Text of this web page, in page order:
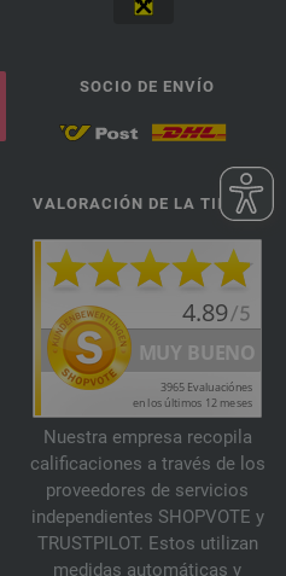
SOCIO DE ENVÍO
VALORACIÓN DE LA TIENDA
Nuestra empresa recopila
calificaciones a través de los
proveedores de servicios
independientes SHOPVOTE y
TRUSTPILOT. Estos utilizan
medidas automáticas y